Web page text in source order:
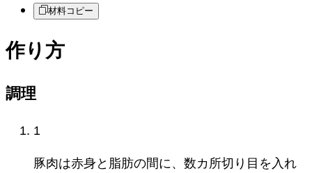
材料コピー
作り方
調理
1
豚肉は赤身と脂肪の間に、数カ所切り目を入れ